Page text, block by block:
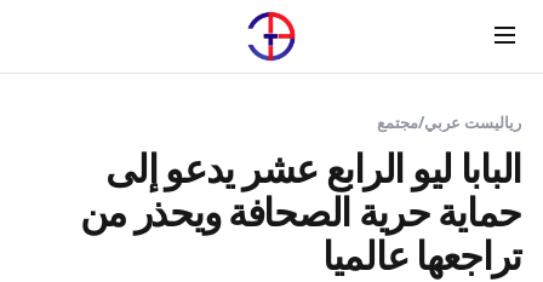
Menu
رياليست عربي/مجتمع
البابا ليو الرابع عشر يدعو إلى
حماية حرية الصحافة ويحذر من
تراجعها عالميا